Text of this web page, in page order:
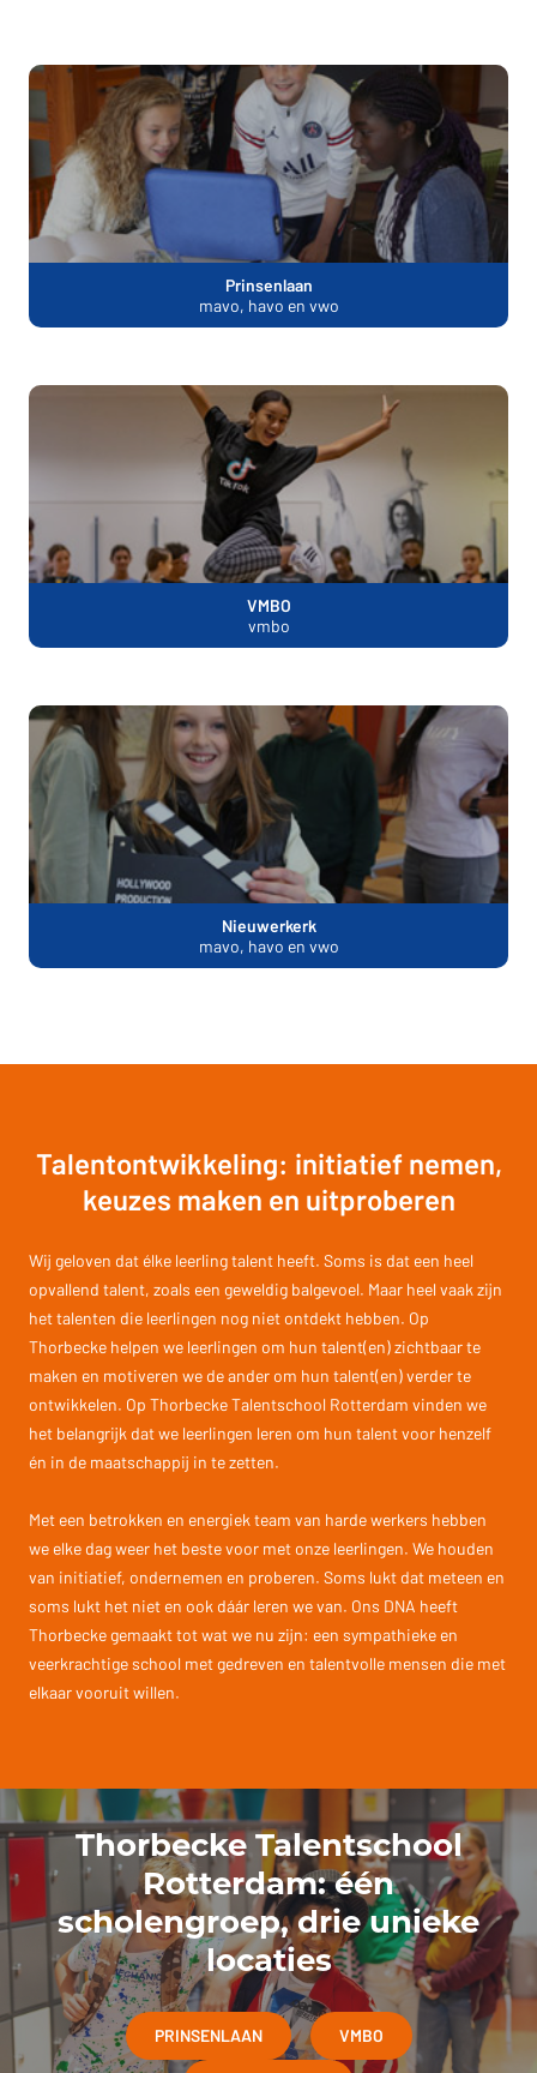
Prinsenlaan
mavo, havo en vwo
VMBO
vmbo
Nieuwerkerk
mavo, havo en vwo
Talentontwikkeling: initiatief nemen,
keuzes maken en uitproberen
Wij geloven dat élke leerling talent heeft. Soms is dat een heel
opvallend talent, zoals een geweldig balgevoel. Maar heel vaak zijn
het talenten die leerlingen nog niet ontdekt hebben. Op
Thorbecke helpen we leerlingen om hun talent(en) zichtbaar te
maken en motiveren we de ander om hun talent(en) verder te
ontwikkelen. Op Thorbecke Talentschool Rotterdam vinden we
het belangrijk dat we leerlingen leren om hun talent voor henzelf
én in de maatschappij in te zetten.
Met een betrokken en energiek team van harde werkers hebben
we elke dag weer het beste voor met onze leerlingen. We houden
van initiatief, ondernemen en proberen. Soms lukt dat meteen en
soms lukt het niet en ook dáár leren we van. Ons DNA heeft
Thorbecke gemaakt tot wat we nu zijn: een sympathieke en
veerkrachtige school met gedreven en talentvolle mensen die met
elkaar vooruit willen.
Thorbecke Talentschool
Rotterdam: één
scholengroep, drie unieke
locaties
PRINSENLAAN VMBO